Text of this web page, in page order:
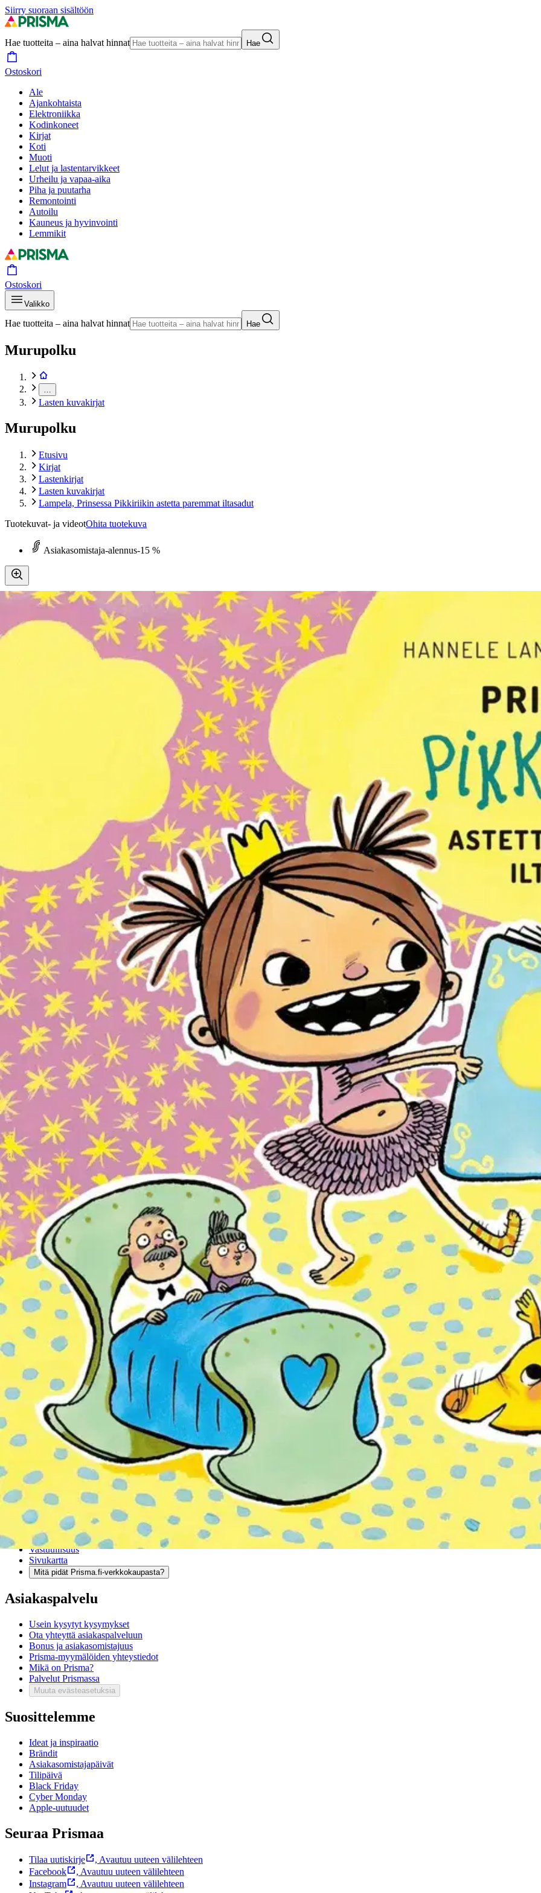
Siirry suoraan sisältöön
Hae tuotteita – aina halvat hinnat Hae
Ostoskori
Ale
Ajankohtaista
Elektroniikka
Kodinkoneet
Kirjat
Koti
Muoti
Lelut ja lastentarvikkeet
Urheilu ja vapaa-aika
Piha ja puutarha
Remontointi
Autoilu
Kauneus ja hyvinvointi
Lemmikit
Ostoskori
Valikko
Hae tuotteita – aina halvat hinnat Hae
Murupolku
Lasten kuvakirjat
Murupolku
Etusivu
Kirjat
Lastenkirjat
Lasten kuvakirjat
Lampela, Prinsessa Pikkiriikin astetta paremmat iltasadut
Tuotekuvat- ja videotOhita tuotekuva
Asiakasomistaja-alennus-15 %
Avaa kuva suurempana
Karusellin nuolipainikkeet
Lampela, Prinsessa Pikkiriikin astetta paremmat iltasadut
Toimitus
Kotiin tai noutopisteeseen
Alk. 0 €
Ilmainen toimitus yli 100 €:n tilauksille Postin pakettiautomaattiin tai
Etu ei koske Suuri‑lisäpalvelulla toimitettavia tuotteita.
Tarkista myymäläsaatavuus
Ei saatavilla
Tuotekuvaus
Prinsessa Pikkiriikin käsittelyssä mm. Tuhkimo, Pieni Punahilkka, Hannu ja Kerttu saavat astetta hervottomamman tulkinnan. Kaikkien
niistä ovatkin hänen mielestään melko kummallisia. Miksi esimerkiksi prinssi saa pussata Ruususta ilman lupaa? Ja mihin prinssinpälikkää
Ominaisuudet
Oletko tyytyväinen tuotetietoihin?
Ovatko tuotetiedot riittävät? Jos tuotetiedoissa on puutteita tai niitä voisi muuten parantaa, anna palautetta.
Anna palautetta,Avautuu uuteen välilehteen
Ilmainen palautus 30 päivää.*
Nouto myymälästä ilman toimituskuluja.
Asiakasomistajalle Bonusta jopa 5 %.*
Verkkokauppa
Ohjeet
Ensitilaajan pikaopas
Myymälänouto
Palautukset
Reklamaatio
Takuu ja huolto
Toimitustavat
Maksutavat
Asennuspalvelut
Tilaus- ja toimitusehdot
Käyttöehdot
Tietosuojakäytäntö
Saavutettavuus
Vastuullisuus
Sivukartta
Mitä pidät Prisma.fi-verkkokaupasta?
Asiakaspalvelu
Usein kysytyt kysymykset
Ota yhteyttä asiakaspalveluun
Bonus ja asiakasomistajuus
Prisma-myymälöiden yhteystiedot
Mikä on Prisma?
Palvelut Prismassa
Muuta evästeasetuksia
Suosittelemme
Ideat ja inspiraatio
Brändit
Asiakasomistajapäivät
Tilipäivä
Black Friday
Cyber Monday
Apple-uutuudet
Seuraa Prismaa
Tilaa uutiskirje , Avautuu uuteen välilehteen
Facebook
, Avautuu uuteen välilehteen
Instagram
, Avautuu uuteen välilehteen